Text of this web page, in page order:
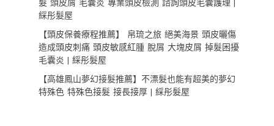
髮 頭皮屑 毛囊炎 專業頭皮檢測 諮詢頭皮毛囊護理 |
綵彤髮屋
【頭皮保養療程推薦】 帛琉之旅 絕美海景 頭皮曬傷
造成頭皮刺痛 頭皮敏感紅腫 脫屑 大塊皮屑 掉髮困擾
毛囊炎 | 綵彤髮屋
【高雄鳳山夢幻接髮推薦】不漂髮也能有超美的夢幻
特殊色 特殊色接髮 接長接厚 | 綵彤髮屋